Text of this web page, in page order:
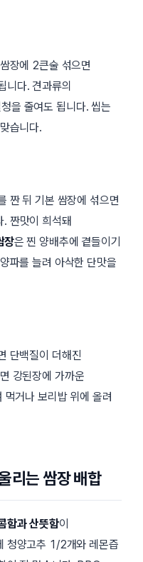
장에 2큰술 섞으면
니다. 견과류의
을 줄여도 됩니다. 씹는
습니다.
짠 뒤 기본 쌈장에 섞으면
. 짠맛이 희석돼
장은 찐 양배추에 곁들이기
파를 늘려 아삭한 단맛을
단백질이 더해진
강된장에 가까운
먹거나 보리밥 위에 올려
리는 쌈장 배합
함과 산뜻함이
청양고추 1/2개와 레몬즙